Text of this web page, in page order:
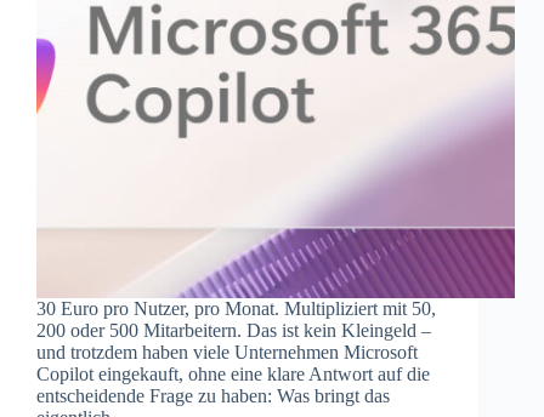
30 Euro pro Nutzer, pro Monat. Multipliziert mit 50,
200 oder 500 Mitarbeitern. Das ist kein Kleingeld –
und trotzdem haben viele Unternehmen Microsoft
Copilot eingekauft, ohne eine klare Antwort auf die
entscheidende Frage zu haben: Was bringt das